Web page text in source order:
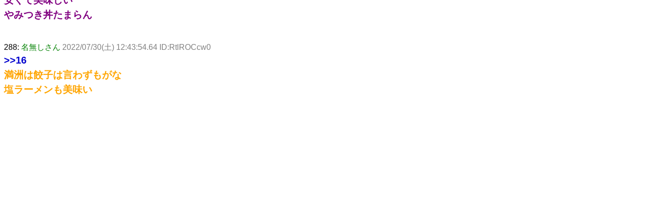
やみつき丼たまらん
288: 名無しさん 2022/07/30(土) 12:43:54.64 ID:RtlROCcw0
>>16
満洲は餃子は言わずもがな
塩ラーメンも美味い